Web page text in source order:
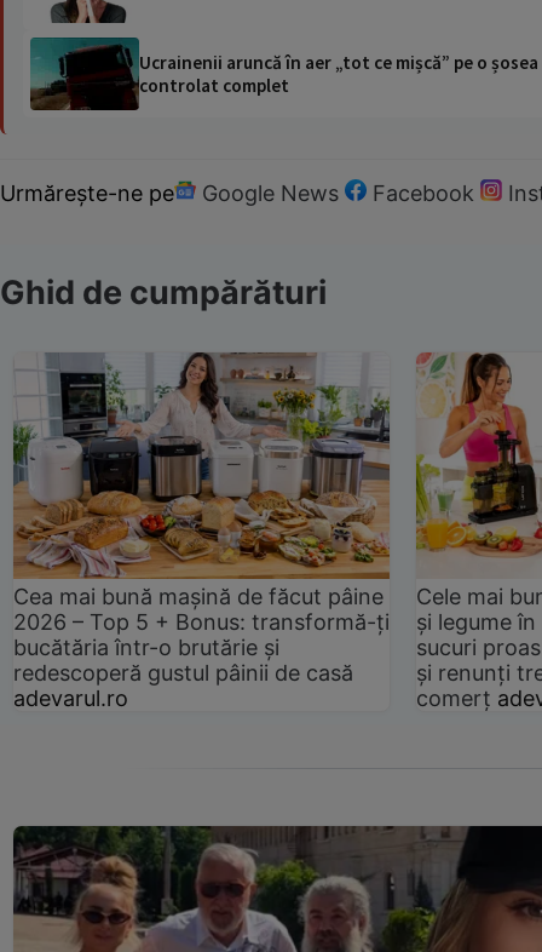
Ucrainenii aruncă în aer „tot ce mișcă” pe o
controlat complet
Urmărește-ne pe Google News Facebook
Ghid de cumpărături
Cea mai bună mașină de făcut pâine
2026 – Top 5 + Bonus: transformă-ți
bucătăria într-o brutărie și
redescoperă gustul pâinii de casă
adevarul.ro
Cele mai
și legume
sucuri
și renunți
comerț